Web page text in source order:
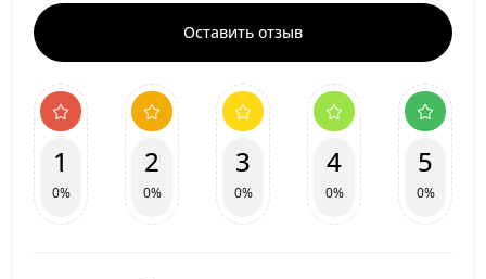
Оставить отзыв
1
0%
2
0%
3
0%
4
0%
5
0%